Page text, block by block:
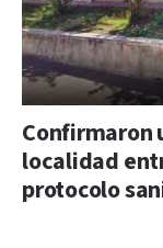
Confirmaron
localidad
protocolo